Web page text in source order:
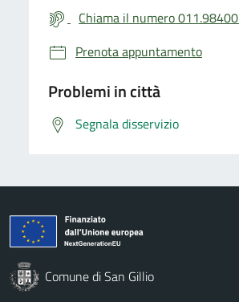
Chiama il numero
Prenota appuntamento
Problemi in città
Segnala disservizio
Comune di San Gillio